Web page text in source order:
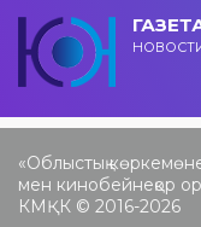
«Облыстық
мен кинобейнеқор
КМҚК © 2016-2026